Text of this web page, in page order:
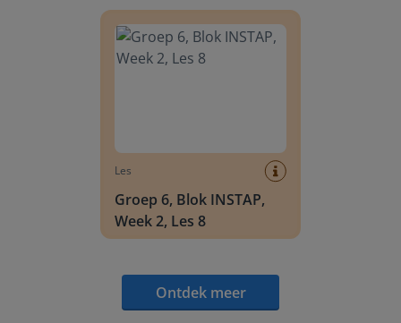
Les
Groep 6, Blok INSTAP,
Week 2, Les 8
Ontdek meer